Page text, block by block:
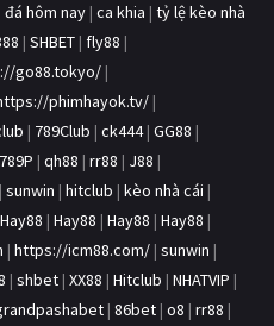
hôm nay | ca khia | tỷ lệ kèo nhà
| SHBET | fly88 |
go88.tokyo/ |
phimhayok.tv/ |
| 789Club | ck444| GG88 |
789P | qh88 | rr88 | J88 |
| sunwin | hitclub | kèo nhà cái |
Hay88 | Hay88 | Hay88 | Hay88 |
| https://icm88.com/ | sunwin |
| shbet | XX88 | Hitclub | NHATVIP |
| 86bet | o8 | rr88 |